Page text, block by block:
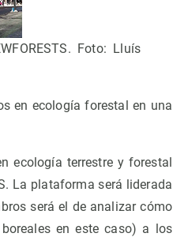
Foto: Lluís
en ecología forestal en una
ecología terrestre y forestal
La plataforma será liderada
será el de analizar cómo
en este caso) a los